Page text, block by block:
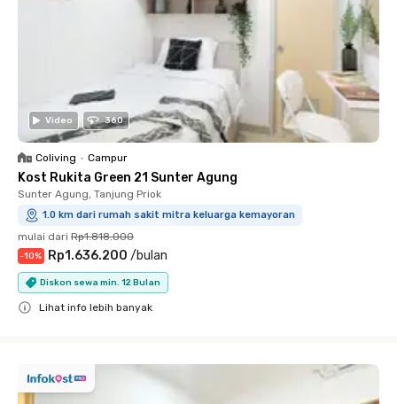
Video 360
Coliving • Campur
Kost Rukita Green 21 Sunter Agung
Sunter Agung, Tanjung Priok
1.0 km dari rumah sakit mitra keluarga kemayoran
mulai dari Rp1.818.000
-10% Rp1.636.200 /bulan
Diskon sewa min. 12 Bulan
Lihat info lebih banyak